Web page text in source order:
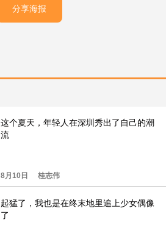
分享海报
这个夏天，年轻人在深圳秀出了自己的潮
流
8月10日 桂志伟
起猛了，我也是在终末地里追上少女偶像
了